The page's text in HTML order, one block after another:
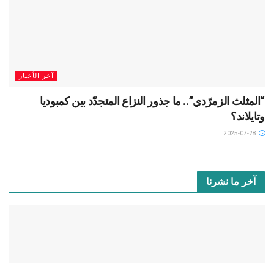
آخر الأخبار
“المثلث الزمرّدي”.. ما جذور النزاع المتجدّد بين كمبوديا
وتايلاند؟
آخر ما نشرنا